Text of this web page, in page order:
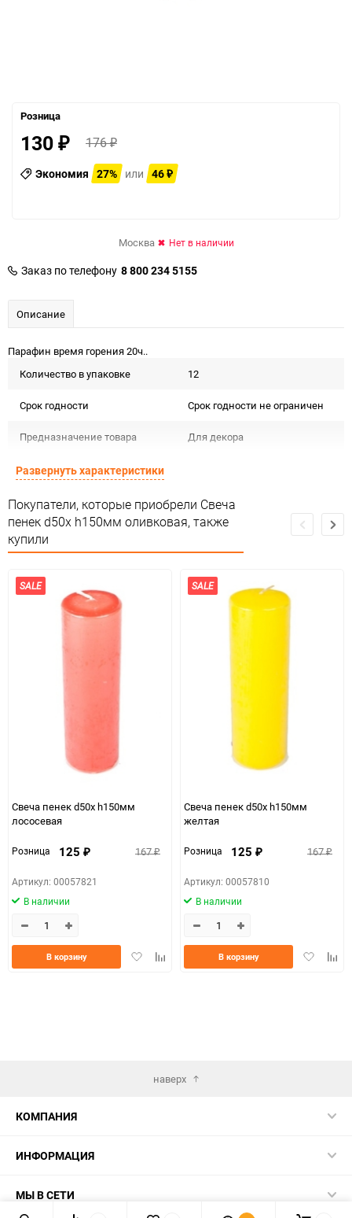
Розница
130 ₽ 176₽
Экономия 27% или 46 ₽
Москва Нет в наличии
Заказ по телефону 8 800 234 5155
Описание
Парафин время горения 20ч..
Количество в упаковке
12
Срок годности Срок годности не ограничен
Предназначение товара Для декора
Сертификация
Особые условия Особых условий не требует
Минимальное количество 1
Единица измерения шт
Развернуть характеристики
Покупатели, которые приобрели Свеча
пенек d50х h150мм оливковая, также
купили
SALE
Свеча пенек d50х h150мм
лососевая
Розница 125 ₽ 167₽
Артикул: 00057821
В наличии
ДобавитьДобавить
В корзину
SALE
Свеча пенек d50х h150мм
желтая
Розница 125 ₽ 167₽
Артикул: 00057810
В наличии
Добавить
В корзину
наверх
КОМПАНИЯ
ИНФОРМАЦИЯ
МЫ В СЕТИ